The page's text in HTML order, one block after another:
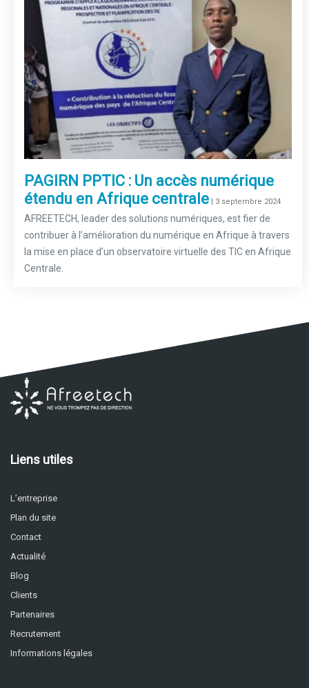
PAGIRN PPTIC : Un accès numérique
étendu en Afrique centrale | 3 septembre 2024
AFREETECH, leader des solutions numériques, est fier de
contribuer à l’amélioration du numérique en Afrique à travers
la mise en place d’un observatoire virtuelle des TIC en Afrique
Centrale.
Liens utiles
L’entreprise
Plan du site
Contact
Actualité
Blog
Clients
Partenaires
Recrutement
Informations légales